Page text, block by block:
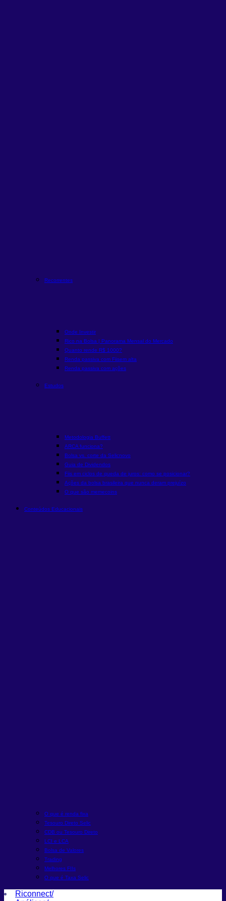
Recorrentes
Onde Investir
Rico na Bolsa | Panorama Mensal do Mercado
Quanto rende R$ 1000?
Renda passiva com Fiisem alta
Renda passiva com ações
Estudos
Metodologia Buffett
ARCA funciona?
Bolsa vs. corte da Selicnovo
Guia de Dividendos
Fiis em ciclos de queda de juros: como se posicionar?
Ações da bolsa brasileira que nunca deram prejuízo
O que são memecoins
Conteúdos Educacionais
O que é renda fixa
Tesouro Direto Selic
CDB ou Tesouro Direto
LCI e LCA
Bolsa de Valores
Trading
Melhores FIIs
O que é Taxa Selic
Riconnect/